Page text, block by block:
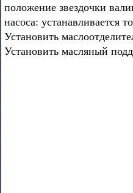
положение звездочки
насоса: устанавливается
Установить
Установить масляный